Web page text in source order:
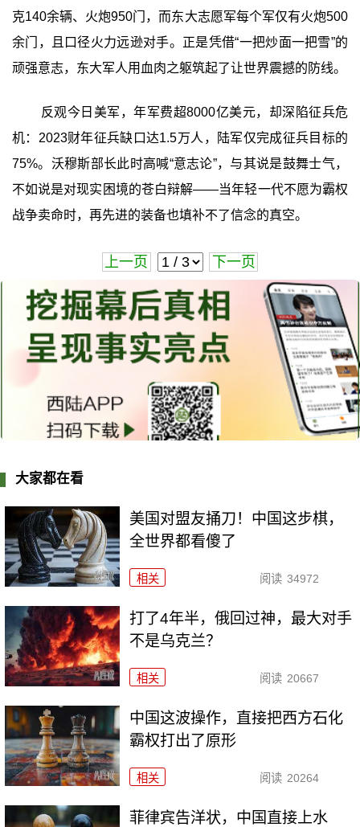
克140余辆、火炮950门，而东大志愿军每个军仅有火炮500
余门，且口径火力远逊对手。正是凭借“一把炒面一把雪”的
顽强意志，东大军人用血肉之躯筑起了让世界震撼的防线。
反观今日美军，年军费超8000亿美元，却深陷征兵危
机：2023财年征兵缺口达1.5万人，陆军仅完成征兵目标的
75%。沃穆斯部长此时高喊“意志论”，与其说是鼓舞士气，
不如说是对现实困境的苍白辩解——当年轻一代不愿为霸权
战争卖命时，再先进的装备也填补不了信念的真空。
上一页 下一页
大家都在看
美国对盟友捅刀！中国这步棋，
全世界都看傻了
相关 阅读 34972
打了4年半，俄回过神，最大对手
不是乌克兰？
相关 阅读 20667
中国这波操作，直接把西方石化
霸权打出了原形
相关 阅读 20264
菲律宾告洋状，中国直接上水